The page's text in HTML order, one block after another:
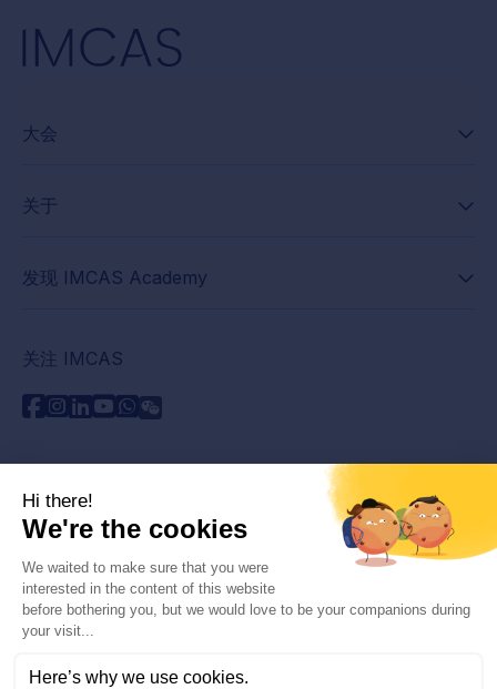
大会
关于
发现 IMCAS Academy
关注 IMCAS
联系我们
阅读常见问题解答
隐私政策